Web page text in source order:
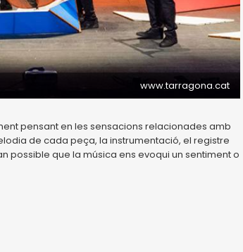
www.tarragona.cat
pensant en les sensacions relacionades amb
de cada peça, la instrumentació, el registre
possible que la música ens evoqui un sentiment o